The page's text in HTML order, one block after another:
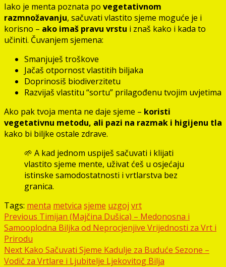
Iako je menta poznata po vegetativnom
razmnožavanju, sačuvati vlastito sjeme moguće je i
korisno – ako imaš pravu vrstu i znaš kako i kada to
učiniti. Čuvanjem sjemena:
Smanjuješ troškove
Jačaš otpornost vlastitih biljaka
Doprinosiš biodiverzitetu
Razvijaš vlastitu “sortu” prilagođenu tvojim uvjetima
Ako pak tvoja menta ne daje sjeme – koristi
vegetativnu metodu, ali pazi na razmak i higijenu tla
kako bi biljke ostale zdrave.
🌱 A kad jednom uspiješ sačuvati i klijati
vlastito sjeme mente, uživat ćeš u osjećaju
istinske samodostatnosti i vrtlarstva bez
granica.
Tags: menta metvica sjeme uzgoj vrt
Post
navigation
Previous Timijan (Majčina Dušica) – Medonosna i
Samooplodna Biljka od Neprocjenjive Vrijednosti za Vrt i
Prirodu
Next Kako Sačuvati Sjeme Kadulje za Buduće Sezone –
Vodič za Vrtlare i Ljubitelje Ljekovitog Bilja